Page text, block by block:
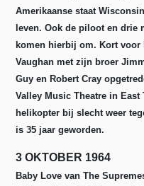
Amerikaanse staat
leven. Ook de piloot en drie
komen hierbij om. Kort voor
Vaughan met zijn broer
Guy en Robert Cray
Valley Music Theatre in
helikopter bij slecht weer
is 35 jaar geworden.
3 OKTOBER 1964
Baby Love van The